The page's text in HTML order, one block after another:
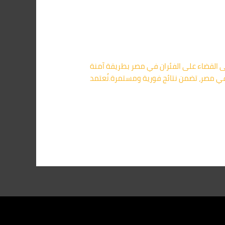
قادرة على القضاء على الفئران في مصر بطريقة آمنة
مصر، تضمن نتائج فورية ومستمرة.نُعتمد